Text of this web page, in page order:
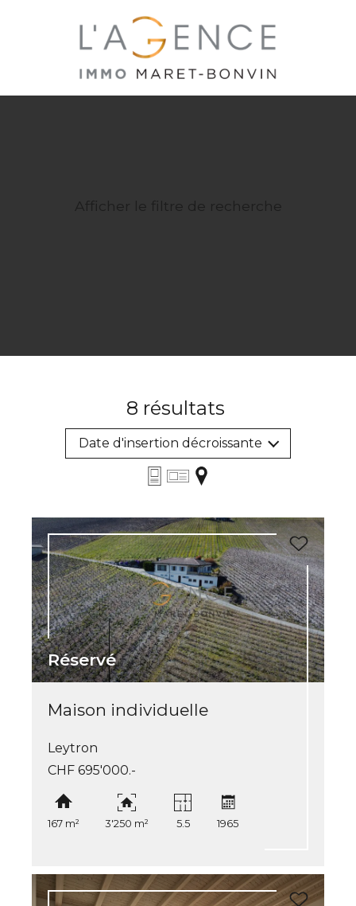
Afficher le filtre de recherche
8 résultats
Date d'insertion décroissante
Réservé
Maison individuelle
Leytron
CHF 695'000.-
167 m² 3'250 m² 5.5 1965